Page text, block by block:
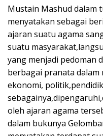
Mustain Mashud dalam
menyatakan sebagai
ajaran suatu agama
suatu
yang menjadi pedoman
berbagai pranata
ekonomi,
oleh ajaran agama
dalam bukunya